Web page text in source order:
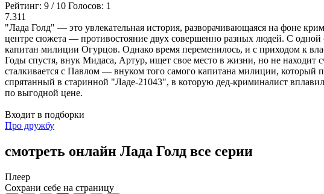
Рейтинг: 9 / 10 Голосов: 1
7.311
"Лада Голд" — это увлекательная история, разворачивающаяся на фоне
центре сюжета — противостояние двух совершенно разных людей. С
капитан милиции Огурцов. Однако время переменилось, и с приходом к
Годы спустя, внук Мидаса, Артур, ищет свое место в жизни, но не находит
сталкивается с Павлом — внуком того самого капитана милиции, который
спрятанный в старинной "Ладе-21043", в которую дед-криминалист
по выгодной цене.
Входит в подборки
Про дружбу
смотреть онлайн Лада Голд все серии
Плеер
Сохрани себе на страницу